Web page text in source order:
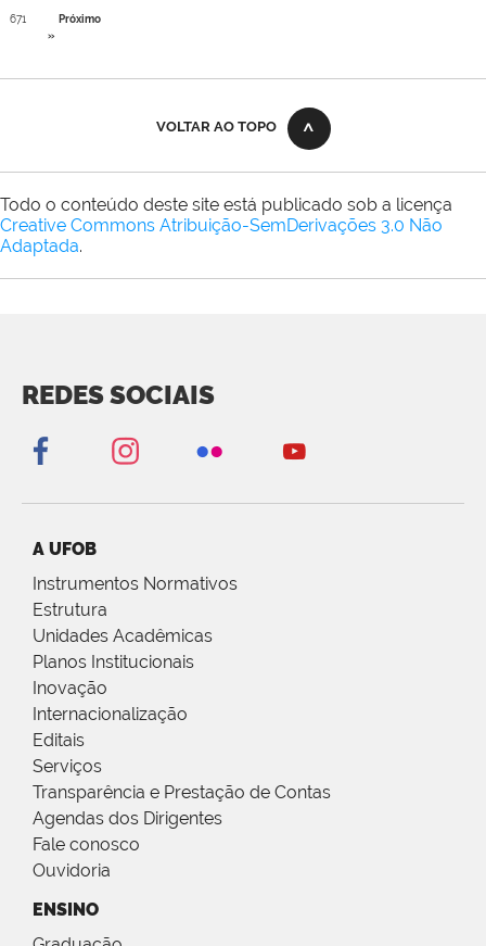
671
Próximo
»
VOLTAR AO TOPO
Todo o conteúdo deste site está publicado sob a licença
Creative Commons Atribuição-SemDerivações 3.0 Não
Adaptada.
REDES SOCIAIS
A UFOB
Instrumentos Normativos
Estrutura
Unidades Acadêmicas
Planos Institucionais
Inovação
Internacionalização
Editais
Serviços
Transparência e Prestação de Contas
Agendas dos Dirigentes
Fale conosco
Ouvidoria
ENSINO